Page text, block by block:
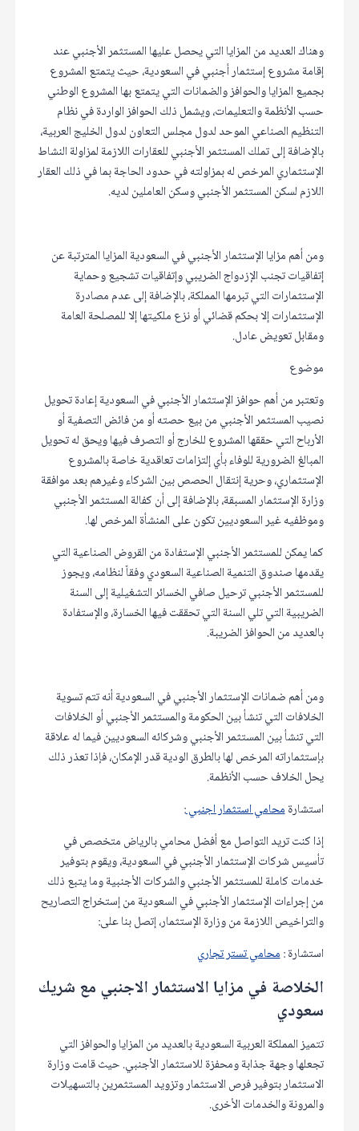
وهناك العديد من المزايا التي يحصل عليها المستثمر الأجنبي عند
إقامة مشروع إستثمار أجنبي في السعودية، حيث يتمتع المشروع
بجميع المزايا والحوافز والضمانات التي يتمتع بها المشروع الوطني
حسب الأنظمة والتعليمات، ويشمل ذلك الحوافز الواردة في نظام
التنظيم الصناعي الموحد لدول مجلس التعاون لدول الخليج العربية،
بالإضافة إلى تملك المستثمر الأجنبي للعقارات اللازمة لمزاولة النشاط
الإستثماري المرخص له بمزاولته في حدود الحاجة بما في ذلك العقار
اللازم لسكن المستثمر الأجنبي وسكن العاملين لديه.
ومن أهم مزايا الإستثمار الأجنبي في السعودية المزايا المترتبة عن
إتفاقيات تجنب الإزدواج الضريبي وإتفاقيات تشجيع وحماية
الإستثمارات التي تبرمها المملكة، بالإضافة إلى عدم مصادرة
الإستثمارات إلا بحكم قضائي أو نزع ملكيتها إلا للمصلحة العامة
ومقابل تعويض عادل.
موضوع
وتعتبر من أهم حوافز الإستثمار الأجنبي في السعودية إعادة تحويل
نصيب المستثمر الأجنبي من بيع حصته أو من فائض التصفية أو
الأرباح التي حققها المشروع للخارج أو التصرف فيها ويحق له تحويل
المبالغ الضرورية للوفاء بأي إلتزامات تعاقدية خاصة بالمشروع
الإستثماري، وحرية إنتقال الحصص بين الشركاء وغيرهم بعد موافقة
وزارة الإستثمار المسبقة، بالإضافة إلى أن كفالة المستثمر الأجنبي
وموظفيه غير السعوديين تكون على المنشأة المرخص لها.
كما يمكن للمستثمر الأجنبي الإستفادة من القروض الصناعية التي
يقدمها صندوق التنمية الصناعية السعودي وفقاً لنظامه، ويجوز
للمستثمر الأجنبي ترحيل صافي الخسائر التشغيلية إلى السنة
الضريبية التي تلي السنة التي تحققت فيها الخسارة، والإستفادة
بالعديد من الحوافز الضريبة.
ومن أهم ضمانات الإستثمار الأجنبي في السعودية أنه تتم تسوية
الخلافات التي تنشأ بين الحكومة والمستثمر الأجنبي أو الخلافات
التي تنشأ بين المستثمر الأجنبي وشركائه السعوديين فيما له علاقة
بإستثماراته المرخص لها بالطرق الودية قدر الإمكان، فإذا تعذر ذلك
يحل الخلاف حسب الأنظمة.
استشارةمحامي استثمار اجنبي:
إذا كنت تريد التواصل مع أفضل محامي بالرياض متخصص في
تأسيس شركات الإستثمار الأجنبي في السعودية، ويقوم بتوفير
خدمات كاملة للمستثمر الأجنبي والشركات الأجنبية وما يتبع ذلك
من إجراءات الإستثمار الأجنبي في السعودية من إستخراج التصاريح
والتراخيص اللازمة من وزارة الإستثمار، إتصل بنا على:
استشارة :محامي تستر تجاري
الخلاصة في مزايا الاستثمار الاجنبي مع شريك
سعودي
تتميز المملكة العربية السعودية بالعديد من المزايا والحوافز التي
تجعلها وجهة جذابة ومحفزة للاستثمار الأجنبي. حيث قامت وزارة
الاستثمار بتوفير فرص الاستثمار وتزويد المستثمرين بالتسهيلات
والمرونة والخدمات الأخرى.